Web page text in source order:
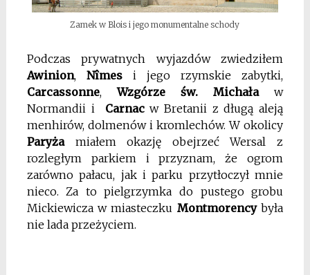
Zamek w Blois i jego monumentalne schody
Podczas prywatnych wyjazdów zwiedziłem
Awinion, Nîmesi jego rzymskie zabytki,
Carcassonne,Wzgórze św. Michaław
Normandii i Carnacw Bretanii z długą aleją
menhirów, dolmenów i kromlechów. W okolicy
Paryżamiałem okazję obejrzeć Wersal z
rozległym parkiem i przyznam, że ogrom
zarówno pałacu, jak i parku przytłoczył mnie
nieco. Za to pielgrzymka do pustego grobu
Mickiewicza w miasteczku Montmorencybyła
nie lada przeżyciem.